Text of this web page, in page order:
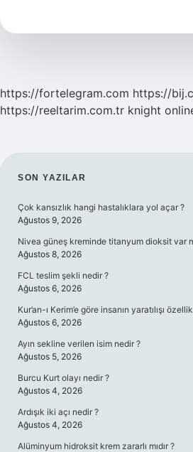
https://fortelegram.com https://
https://reeltarim.com.tr knight
SIDEBAR
SON YAZILAR
Çok kansızlık hangi hastalıklara yol açar ?
Ağustos 9, 2026
Nivea güneş kreminde titanyum dioksit var
Ağustos 8, 2026
FCL teslim şekli nedir ?
Ağustos 6, 2026
Kur’an-ı Kerim’e göre insanın yaratılışı
Ağustos 6, 2026
Ayın sekline verilen isim nedir ?
Ağustos 5, 2026
Burcu Kurt olayı nedir ?
Ağustos 4, 2026
Ardışık iki açı nedir ?
Ağustos 4, 2026
Alüminyum hidroksit krem zararlı mıdır ?